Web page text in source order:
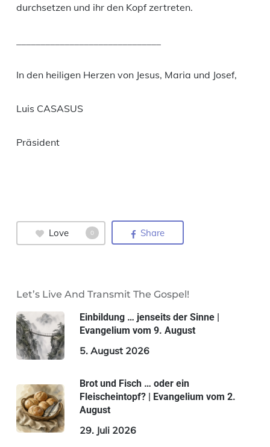
durchsetzen und ihr den Kopf zertreten.
In den heiligen Herzen von Jesus, Maria und Josef,
Luis CASASUS
Präsident
Love 0 Share
Let’s Live And Transmit The Gospel!
Einbildung … jenseits der Sinne |
Evangelium vom 9. August
5. August 2026
Brot und Fisch … oder ein
Fleischeintopf? | Evangelium vom 2.
August
29. Juli 2026